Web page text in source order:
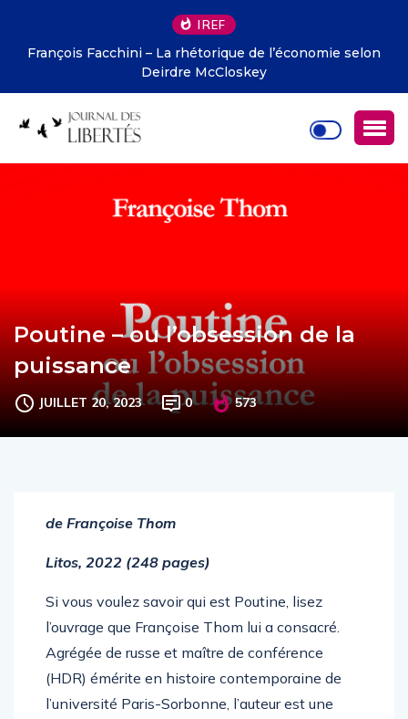
IREF
François Facchini – La rhétorique de l’économie selon
Deirdre McCloskey
Poutine – ou l’obsession de la
puissance
JUILLET 20, 2023 0 573
de Françoise Thom
Litos, 2022 (248 pages)
Si vous voulez savoir qui est Poutine, lisez
l’ouvrage que Françoise Thom lui a consacré.
Agrégée de russe et maître de conférence
(HDR) émérite en histoire contemporaine de
l’université Paris-Sorbonne, l’auteur est une